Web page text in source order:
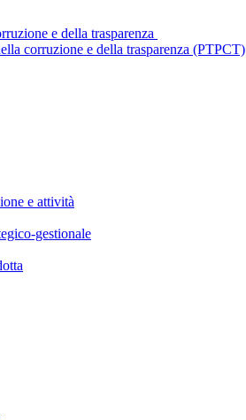
e della trasparenza
corruzione e della trasparenza (PTPCT)
e attività
gestionale